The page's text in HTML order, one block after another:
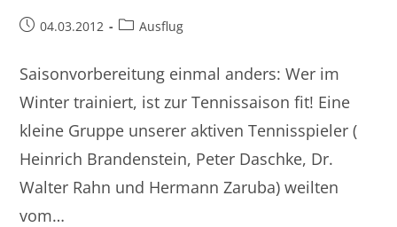
Beitrag04.03.2012
Beitrags-
Ausflug
Saisonvorbereitung einmal anders: Wer im
Winter trainiert, ist zur Tennissaison fit! Eine
kleine Gruppe unserer aktiven Tennisspieler (
Heinrich Brandenstein, Peter Daschke, Dr.
Walter Rahn und Hermann Zaruba) weilten
vom…